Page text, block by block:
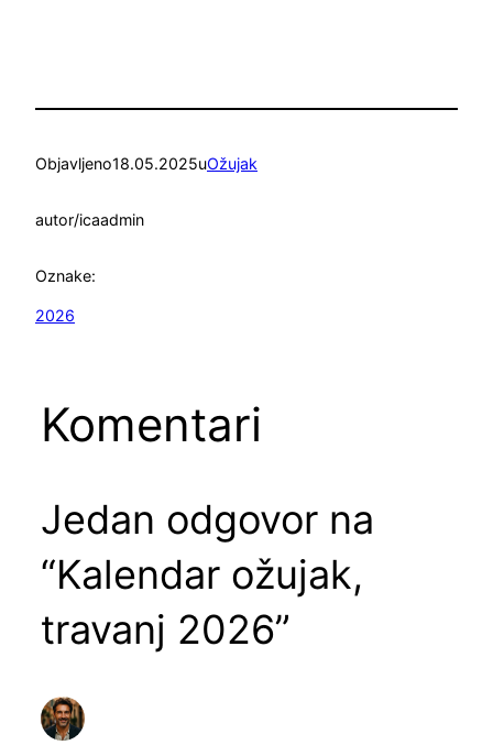
Objavljeno18.05.2025uOžujak
autor/icaadmin
Oznake:
2026
Komentari
Jedan odgovor na
“Kalendar ožujak,
travanj 2026”